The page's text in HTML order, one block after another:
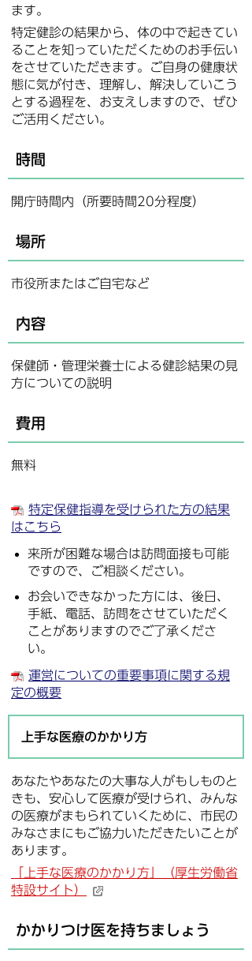
ます。
特定健診の結果から、体の中で起きてい
ることを知っていただくためのお手伝い
をさせていただきます。ご自身の健康状
態に気が付き、理解し、解決していこう
とする過程を、お支えしますので、ぜひ
ご活用ください。
時間
開庁時間内（所要時間20分程度）
場所
市役所またはご自宅など
内容
保健師・管理栄養士による健診結果の見
方についての説明
費用
無料
特定保健指導を受けられた方の結果
はこちら
来所が困難な場合は訪問面接も可能
ですので、ご相談ください。
お会いできなかった方には、後日、
手紙、電話、訪問をさせていただく
ことがありますのでご了承くださ
い。
運営についての重要事項に関する規
定の概要
上手な医療のかかり方
あなたやあなたの大事な人がもしものと
きも、安心して医療が受けられ、みんな
の医療がまもられていくために、市民の
みなさまにもご協力いただきたいことが
あります。
「上手な医療のかかり方」（厚生労働省
特設サイト）
かかりつけ医を持ちましょう